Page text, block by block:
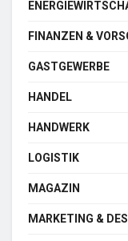
FINANZEN &
GASTGEWERBE
HANDEL
HANDWERK
LOGISTIK
MAGAZIN
MARKETING &